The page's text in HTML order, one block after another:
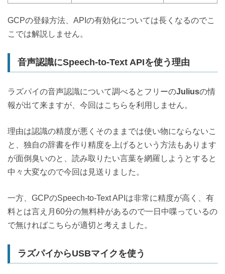
GCPの登録方法、APIの有効化については長くなるのでこ
こでは解説しません。
音声認識にSpeech-to-Text APIを使う理由
ラズパイの音声認識について調べるとフリーのJuliusの情
報が出て来ますが、今回はこちらを利用しません。
理由は認識の精度が悪くそのままでは使い物にならないこ
と、独自の辞書を作り精度を上げるという方法もあります
が面倒臭いのと、読み取りたい言葉を網羅しようとすると
中々大変なので今回は見送りました。
一方、GCPのSpeech-to-Text APIは非常に精度が高く、有
料とは言え月60分の無料枠があるので一日中喋っているの
で無ければこちらが適切と考えました。
ラズパイからUSBマイクを使う